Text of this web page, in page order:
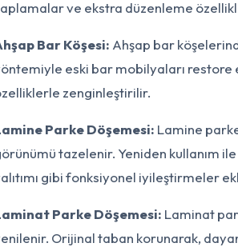
ve ekstra düzenleme
Bar Köşesi: Ahşap bar
eski bar mobilyaları restore
zenginleştirilir.
Parke Döşemesi: Lamine
tazelenir. Yeniden kullanım
gibi fonksiyonel iyileştirmeler
Parke Döşemesi: Laminat
Orijinal taban korunarak,